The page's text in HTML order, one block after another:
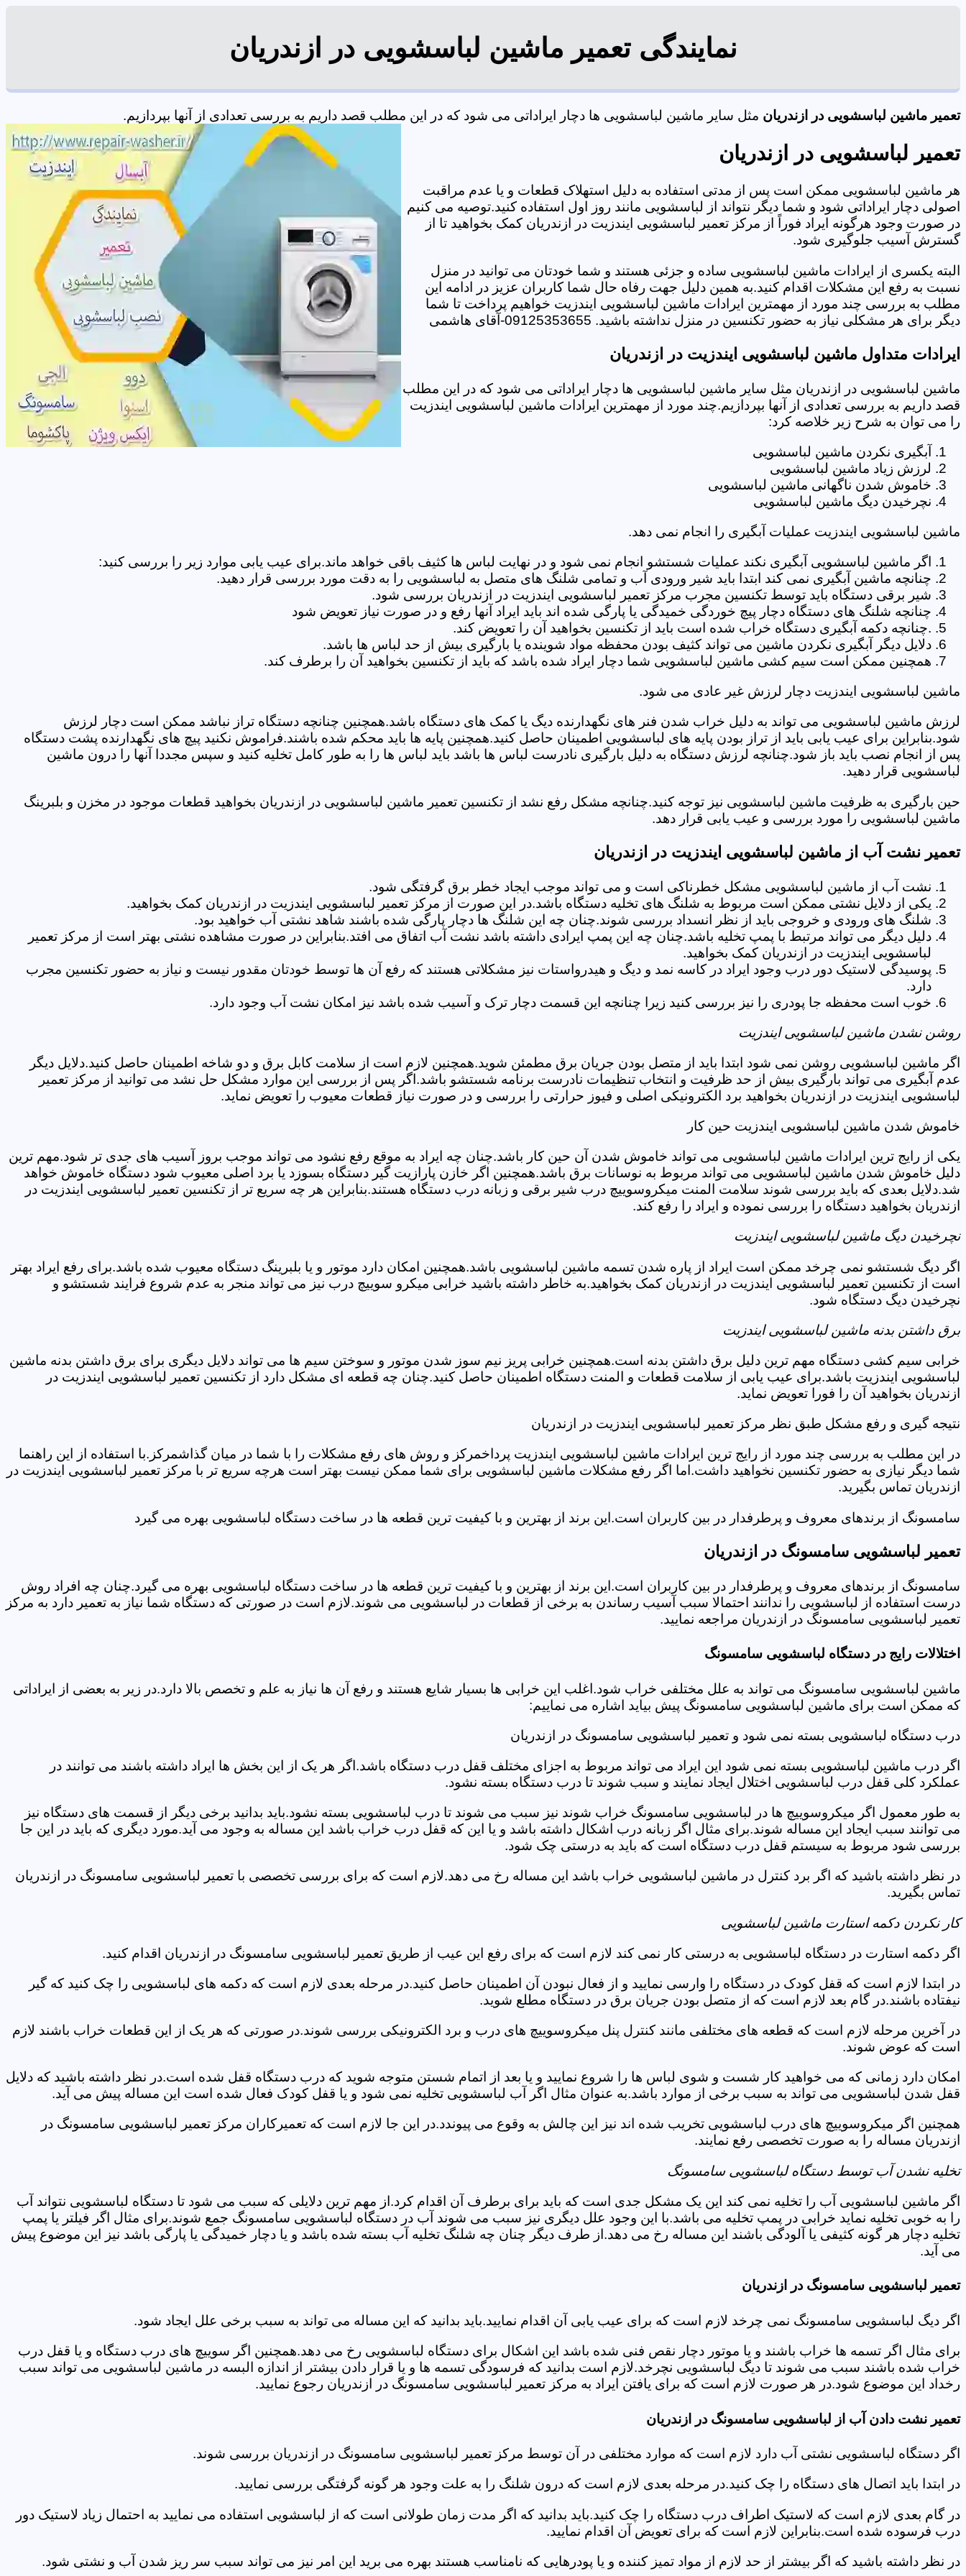
نمایندگی تعمیر ماشین لباسشویی در ازندریان
تعمیر ماشین لباسشویی در ازندریان مثل سایر ماشین لباسشویی ها دچار ایراداتی می شود که در این مطلب قصد داریم به بررسی تعدادی از آنها بپردازیم.
تعمیر لباسشویی در ازندریان
هر ماشین لباسشویی ممکن است پس از مدتی استفاده به دلیل استهلاک قطعات و یا عدم مراقبت
اصولی دچار ایراداتی شود و شما دیگر نتواند از لباسشویی مانند روز اول استفاده کنید.توصیه می کنیم
در صورت وجود هرگونه ایراد فوراً از مرکز تعمیر لباسشویی ایندزیت در ازندریان کمک بخواهید تا از
گسترش آسیب جلوگیری شود.
البته یکسری از ایرادات ماشین لباسشویی ساده و جزئی هستند و شما خودتان می توانید در منزل
نسبت به رفع این مشکلات اقدام کنید.به همین دلیل جهت رفاه حال شما کاربران عزیز در ادامه این
مطلب به بررسی چند مورد از مهمترین ایرادات ماشین لباسشویی ایندزیت خواهیم پرداخت تا شما
دیگر برای هر مشکلی نیاز به حضور تکنسین در منزل نداشته باشید. 09125353655-آقای هاشمی
ایرادات متداول ماشین لباسشویی ایندزیت در ازندریان
ماشین لباسشویی در ازندریان مثل سایر ماشین لباسشویی ها دچار ایراداتی می شود که در این مطلب
قصد داریم به بررسی تعدادی از آنها بپردازیم.چند مورد از مهمترین ایرادات ماشین لباسشویی ایندزیت
را می توان به شرح زیر خلاصه کرد:
آبگیری نکردن ماشین لباسشویی
لرزش زیاد ماشین لباسشویی
خاموش شدن ناگهانی ماشین لباسشویی
نچرخیدن دیگ ماشین لباسشویی
ماشین لباسشویی ایندزیت عملیات آبگیری را انجام نمی دهد.
اگر ماشین لباسشویی آبگیری نکند عملیات شستشو انجام نمی شود و در نهایت لباس ها کثیف باقی خواهد ماند.برای عیب یابی موارد زیر را بررسی کنید:
چنانچه ماشین آبگیری نمی کند ابتدا باید شیر ورودی آب و تمامی شلنگ های متصل به لباسشویی را به دقت مورد بررسی قرار دهید.
شیر برقی دستگاه باید توسط تکنسین مجرب مرکز تعمیر لباسشویی ایندزیت در ازندریان بررسی شود.
چنانچه شلنگ های دستگاه دچار پیچ خوردگی خمیدگی یا پارگی شده اند باید ایراد آنها رفع و در صورت نیاز تعویض شود
.چنانچه دکمه آبگیری دستگاه خراب شده است باید از تکنسین بخواهید آن را تعویض کند.
دلایل دیگر آبگیری نکردن ماشین می تواند کثیف بودن محفظه مواد شوینده یا بارگیری بیش از حد لباس ها باشد.
همچنین ممکن است سیم کشی ماشین لباسشویی شما دچار ایراد شده باشد که باید از تکنسین بخواهید آن را برطرف کند.
ماشین لباسشویی ایندزیت دچار لرزش غیر عادی می شود.
لرزش ماشین لباسشویی می تواند به دلیل خراب شدن فنر های نگهدارنده دیگ یا کمک های دستگاه باشد.همچنین چنانچه دستگاه تراز نباشد ممکن است دچار لرزش
شود.بنابراین برای عیب یابی باید از تراز بودن پایه های لباسشویی اطمینان حاصل کنید.همچنین پایه ها باید محکم شده باشند.فراموش نکنید پیچ های نگهدارنده پشت دستگاه
پس از انجام نصب باید باز شود.چنانچه لرزش دستگاه به دلیل بارگیری نادرست لباس ها باشد باید لباس ها را به طور کامل تخلیه کنید و سپس مجددا آنها را درون ماشین
لباسشویی قرار دهید.
حین بارگیری به ظرفیت ماشین لباسشویی نیز توجه کنید.چنانچه مشکل رفع نشد از تکنسین تعمیر ماشین لباسشویی در ازندریان بخواهید قطعات موجود در مخزن و بلبرینگ
ماشین لباسشویی را مورد بررسی و عیب یابی قرار دهد.
تعمیر نشت آب از ماشین لباسشویی ایندزیت در ازندریان
نشت آب از ماشین لباسشویی مشکل خطرناکی است و می تواند موجب ایجاد خطر برق گرفتگی شود.
یکی از دلایل نشتی ممکن است مربوط به شلنگ های تخلیه دستگاه باشد.در این صورت از مرکز تعمیر لباسشویی ایندزیت در ازندریان کمک بخواهید.
شلنگ های ورودی و خروجی باید از نظر انسداد بررسی شوند.چنان چه این شلنگ ها دچار پارگی شده باشند شاهد نشتی آب خواهید بود.
دلیل دیگر می تواند مرتبط با پمپ تخلیه باشد.چنان چه این پمپ ایرادی داشته باشد نشت آب اتفاق می افتد.بنابراین در صورت مشاهده نشتی بهتر است از مرکز تعمیر
لباسشویی ایندزیت در ازندریان کمک بخواهید.
پوسیدگی لاستیک دور درب وجود ایراد در کاسه نمد و دیگ و هیدرواستات نیز مشکلاتی هستند که رفع آن ها توسط خودتان مقدور نیست و نیاز به حضور تکنسین مجرب
دارد.
خوب است محفظه جا پودری را نیز بررسی کنید زیرا چنانچه این قسمت دچار ترک و آسیب شده باشد نیز امکان نشت آب وجود دارد.
روشن نشدن ماشین لباسشویی ایندزیت
اگر ماشین لباسشویی روشن نمی شود ابتدا باید از متصل بودن جریان برق مطمئن شوید.همچنین لازم است از سلامت کابل برق و دو شاخه اطمینان حاصل کنید.دلایل دیگر
عدم آبگیری می تواند بارگیری بیش از حد ظرفیت و انتخاب تنظیمات نادرست برنامه شستشو باشد.اگر پس از بررسی این موارد مشکل حل نشد می توانید از مرکز تعمیر
لباسشویی ایندزیت در ازندریان بخواهید برد الکترونیکی اصلی و فیوز حرارتی را بررسی و در صورت نیاز قطعات معیوب را تعویض نماید.
خاموش شدن ماشین لباسشویی ایندزیت حین کار
یکی از رایج ترین ایرادات ماشین لباسشویی می تواند خاموش شدن آن حین کار باشد.چنان چه ایراد به موقع رفع نشود می تواند موجب بروز آسیب های جدی تر شود.مهم ترین
دلیل خاموش شدن ماشین لباسشویی می تواند مربوط به نوسانات برق باشد.همچنین اگر خازن پارازیت گیر دستگاه بسوزد یا برد اصلی معیوب شود دستگاه خاموش خواهد
شد.دلایل بعدی که باید بررسی شوند سلامت المنت میکروسوییچ درب شیر برقی و زبانه درب دستگاه هستند.بنابراین هر چه سریع تر از تکنسین تعمیر لباسشویی ایندزیت در
ازندریان بخواهید دستگاه را بررسی نموده و ایراد را رفع کند.
نچرخیدن دیگ ماشین لباسشویی ایندزیت
اگر دیگ شستشو نمی چرخد ممکن است ایراد از پاره شدن تسمه ماشین لباسشویی باشد.همچنین امکان دارد موتور و یا بلبرینگ دستگاه معیوب شده باشد.برای رفع ایراد بهتر
است از تکنسین تعمیر لباسشویی ایندزیت در ازندریان کمک بخواهید.به خاطر داشته باشید خرابی میکرو سوییچ درب نیز می تواند منجر به عدم شروع فرایند شستشو و
نچرخیدن دیگ دستگاه شود.
برق داشتن بدنه ماشین لباسشویی ایندزیت
خرابی سیم کشی دستگاه مهم ترین دلیل برق داشتن بدنه است.همچنین خرابی پریز نیم سوز شدن موتور و سوختن سیم ها می تواند دلایل دیگری برای برق داشتن بدنه ماشین
لباسشویی ایندزیت باشد.برای عیب یابی از سلامت قطعات و المنت دستگاه اطمینان حاصل کنید.چنان چه قطعه ای مشکل دارد از تکنسین تعمیر لباسشویی ایندزیت در
ازندریان بخواهید آن را فورا تعویض نماید.
نتیجه گیری و رفع مشکل طبق نظر مرکز تعمیر لباسشویی ایندزیت در ازندریان
در این مطلب به بررسی چند مورد از رایج ترین ایرادات ماشین لباسشویی ایندزیت پرداخمرکز و روش های رفع مشکلات را با شما در میان گذاشمرکز.با استفاده از این راهنما
شما دیگر نیازی به حضور تکنسین نخواهید داشت.اما اگر رفع مشکلات ماشین لباسشویی برای شما ممکن نیست بهتر است هرچه سریع تر با مرکز تعمیر لباسشویی ایندزیت در
ازندریان تماس بگیرید.
سامسونگ از برندهای معروف و پرطرفدار در بین کاربران است.این برند از بهترین و با کیفیت ترین قطعه ها در ساخت دستگاه لباسشویی بهره می گیرد
تعمیر لباسشویی سامسونگ در ازندریان
سامسونگ از برندهای معروف و پرطرفدار در بین کاربران است.این برند از بهترین و با کیفیت ترین قطعه ها در ساخت دستگاه لباسشویی بهره می گیرد.چنان چه افراد روش
درست استفاده از لباسشویی را ندانند احتمالا سبب آسیب رساندن به برخی از قطعات در لباسشویی می شوند.لازم است در صورتی که دستگاه شما نیاز به تعمیر دارد به مرکز
تعمیر لباسشویی سامسونگ در ازندریان مراجعه نمایید.
اختلالات رایج در دستگاه لباسشویی سامسونگ
ماشین لباسشویی سامسونگ می تواند به علل مختلفی خراب شود.اغلب این خرابی ها بسیار شایع هستند و رفع آن ها نیاز به علم و تخصص بالا دارد.در زیر به بعضی از ایراداتی
که ممکن است برای ماشین لباسشویی سامسونگ پیش بیاید اشاره می نماییم:
درب دستگاه لباسشویی بسته نمی شود و تعمیر لباسشویی سامسونگ در ازندریان
اگر درب ماشین لباسشویی بسته نمی شود این ایراد می تواند مربوط به اجزای مختلف قفل درب دستگاه باشد.اگر هر یک از این بخش ها ایراد داشته باشند می توانند در
عملکرد کلی قفل درب لباسشویی اختلال ایجاد نمایند و سبب شوند تا درب دستگاه بسته نشود.
به طور معمول اگر میکروسوییچ ها در لباسشویی سامسونگ خراب شوند نیز سبب می شوند تا درب لباسشویی بسته نشود.باید بدانید برخی دیگر از قسمت های دستگاه نیز
می توانند سبب ایجاد این مساله شوند.برای مثال اگر زبانه درب اشکال داشته باشد و یا این که قفل درب خراب باشد این مساله به وجود می آید.مورد دیگری که باید در این جا
بررسی شود مربوط به سیستم قفل درب دستگاه است که باید به درستی چک شود.
در نظر داشته باشید که اگر برد کنترل در ماشین لباسشویی خراب باشد این مساله رخ می دهد.لازم است که برای بررسی تخصصی با تعمیر لباسشویی سامسونگ در ازندریان
تماس بگیرید.
کار نکردن دکمه استارت ماشین لباسشویی
اگر دکمه استارت در دستگاه لباسشویی به درستی کار نمی کند لازم است که برای رفع این عیب از طریق تعمیر لباسشویی سامسونگ در ازندریان اقدام کنید.
در ابتدا لازم است که قفل کودک در دستگاه را وارسی نمایید و از فعال نبودن آن اطمینان حاصل کنید.در مرحله بعدی لازم است که دکمه های لباسشویی را چک کنید که گیر
نیفتاده باشند.در گام بعد لازم است که از متصل بودن جریان برق در دستگاه مطلع شوید.
در آخرین مرحله لازم است که قطعه های مختلفی مانند کنترل پنل میکروسوییچ های درب و برد الکترونیکی بررسی شوند.در صورتی که هر یک از این قطعات خراب باشند لازم
است که عوض شوند.
امکان دارد زمانی که می خواهید کار شست و شوی لباس ها را شروع نمایید و یا بعد از اتمام شستن متوجه شوید که درب دستگاه قفل شده است.در نظر داشته باشید که دلایل
قفل شدن لباسشویی می تواند به سبب برخی از موارد باشد.به عنوان مثال اگر آب لباسشویی تخلیه نمی شود و یا قفل کودک فعال شده است این مساله پیش می آید.
همچنین اگر میکروسوییچ های درب لباسشویی تخریب شده اند نیز این چالش به وقوع می پیوندد.در این جا لازم است که تعمیرکاران مرکز تعمیر لباسشویی سامسونگ در
ازندریان مساله را به صورت تخصصی رفع نمایند.
تخلیه نشدن آب توسط دستگاه لباسشویی سامسونگ
اگر ماشین لباسشویی آب را تخلیه نمی کند این یک مشکل جدی است که باید برای برطرف آن اقدام کرد.از مهم ترین دلایلی که سبب می شود تا دستگاه لباسشویی نتواند آب
را به خوبی تخلیه نماید خرابی در پمپ تخلیه می باشد.با این وجود علل دیگری نیز سبب می شوند آب در دستگاه لباسشویی سامسونگ جمع شوند.برای مثال اگر فیلتر یا پمپ
تخلیه دچار هر گونه کثیفی یا آلودگی باشند این مساله رخ می دهد.از طرف دیگر چنان چه شلنگ تخلیه آب بسته شده باشد و یا دچار خمیدگی یا پارگی باشد نیز این موضوع پیش
می آید.
تعمیر لباسشویی سامسونگ در ازندریان
اگر دیگ لباسشویی سامسونگ نمی چرخد لازم است که برای عیب یابی آن اقدام نمایید.باید بدانید که این مساله می تواند به سبب برخی علل ایجاد شود.
برای مثال اگر تسمه ها خراب باشند و یا موتور دچار نقص فنی شده باشد این اشکال برای دستگاه لباسشویی رخ می دهد.همچنین اگر سوییچ های درب دستگاه و یا قفل درب
خراب شده باشند سبب می شوند تا دیگ لباسشویی نچرخد.لازم است بدانید که فرسودگی تسمه ها و یا قرار دادن بیشتر از اندازه البسه در ماشین لباسشویی می تواند سبب
رخداد این موضوع شود.در هر صورت لازم است که برای یافتن ایراد به مرکز تعمیر لباسشویی سامسونگ در ازندریان رجوع نمایید.
تعمیر نشت دادن آب از لباسشویی سامسونگ در ازندریان
اگر دستگاه لباسشویی نشتی آب دارد لازم است که موارد مختلفی در آن توسط مرکز تعمیر لباسشویی سامسونگ در ازندریان بررسی شوند.
در ابتدا باید اتصال های دستگاه را چک کنید.در مرحله بعدی لازم است که درون شلنگ را به علت وجود هر گونه گرفتگی بررسی نمایید.
در گام بعدی لازم است که لاستیک اطراف درب دستگاه را چک کنید.باید بدانید که اگر مدت زمان طولانی است که از لباسشویی استفاده می نمایید به احتمال زیاد لاستیک دور
درب فرسوده شده است.بنابراین لازم است که برای تعویض آن اقدام نمایید.
در نظر داشته باشید که اگر بیشتر از حد لازم از مواد تمیز کننده و یا پودرهایی که نامناسب هستند بهره می برید این امر نیز می تواند سبب سر ریز شدن آب و نشتی شود.